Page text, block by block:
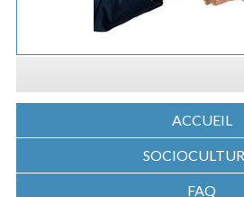
ACCUEIL
FAQ